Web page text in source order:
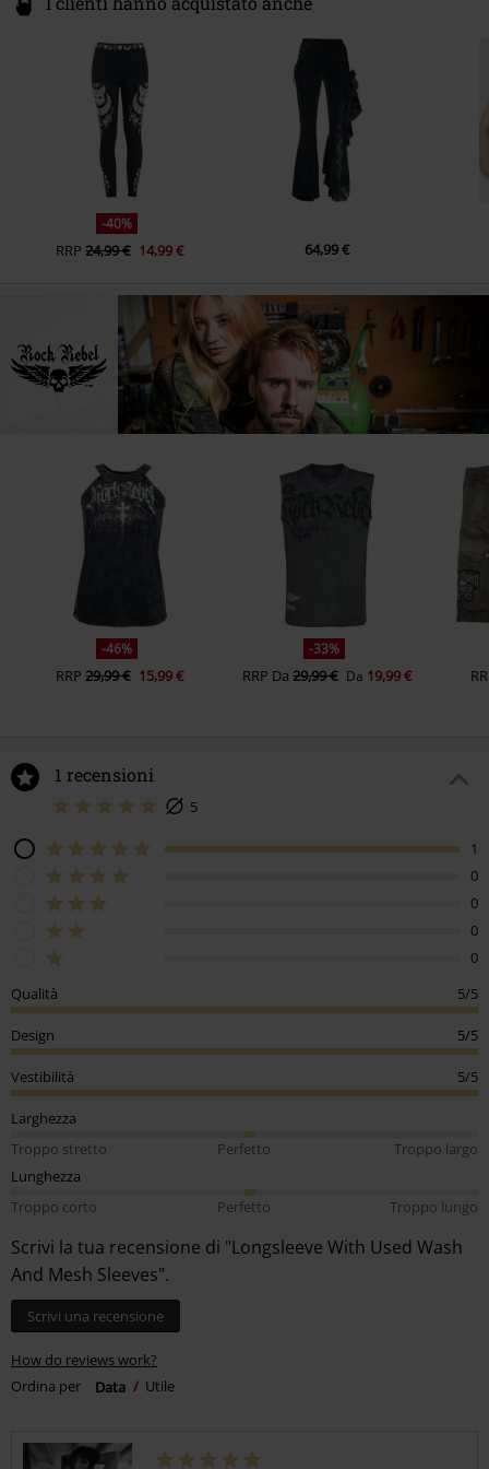
-40%
RRP 24,99 € 14,99 € 64,99 €
-46%
RRP 29,99 € 15,99 €
-33%
RRP Da29,99 € Da 19,99 €
1 recensioni
5
1
0
0
0
0
Qualità
5/5
Design 5/5
Vestibilità 5/5
Larghezza
Troppo stretto
Perfetto
Troppo largo
Lunghezza
Troppo corto
Perfetto Troppo lungo
Scrivi la tua recensione di "Longsleeve With Used Wash
And Mesh Sleeves".
Scrivi una recensione
How do reviews work?
Ordina per
Data Utile